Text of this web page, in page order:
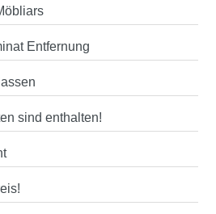
Entfernung
sind enthalten!